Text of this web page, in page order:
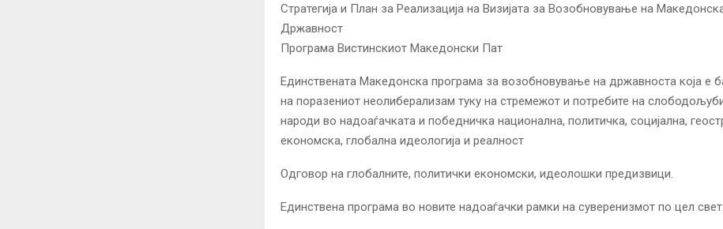
Стратегија и План за Реализација на Визијата за Возобновување на
Државност
Програма Вистинскиот Македонски Пат
Единствената Македонска програма за возобновување на државноста која е
на поразениот неолиберализам туку на стремежот и потребите на
народи во надоаѓачката и победничка национална, политичка, социјална,
економска, глобална идеологија и реалност
Одговор на глобалните, политички економски, идеолошки предизвици.
Единствена програма во новите надоаѓачки рамки на суверенизмот по цел свет.